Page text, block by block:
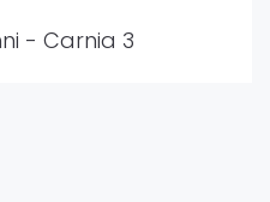
- Carnia 3